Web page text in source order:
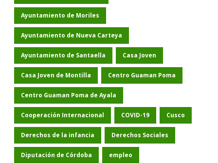
Ayuntamiento de Moriles
Ayuntamiento de Nueva Carteya
Ayuntamiento de Santaella Casa Joven
Casa Joven de Montilla Centro Guaman Poma
Centro Guaman Poma de Ayala
Cooperación Internacional COVID-19 Cusco
Derechos de la infancia Derechos Sociales
Diputación de Córdoba empleo